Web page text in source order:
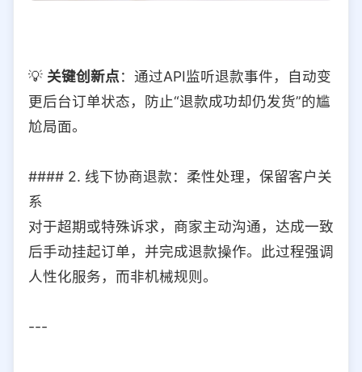
💡 关键创新点：通过API监听退款事件，自动变
更后台订单状态，防止“退款成功却仍发货”的尴
尬局面。
#### 2. 线下协商退款：柔性处理，保留客户关
系
对于超期或特殊诉求，商家主动沟通，达成一致
后手动挂起订单，并完成退款操作。此过程强调
人性化服务，而非机械规则。
---